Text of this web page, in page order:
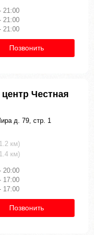
21:00
21:00
21:00
Позвонить
Честная
д. 79, стр. 1
км)
км)
20:00
17:00
17:00
Позвонить